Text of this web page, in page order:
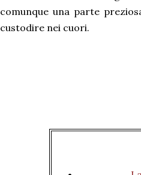
comunque una parte
custodire nei cuori.